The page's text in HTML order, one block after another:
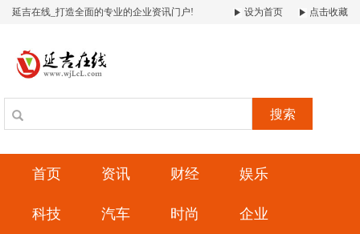
延吉在线_打造全面的专业的企业资讯门户! 设为首页 点击收藏
搜索
首页 资讯 财经 娱乐
科技 汽车 时尚 企业